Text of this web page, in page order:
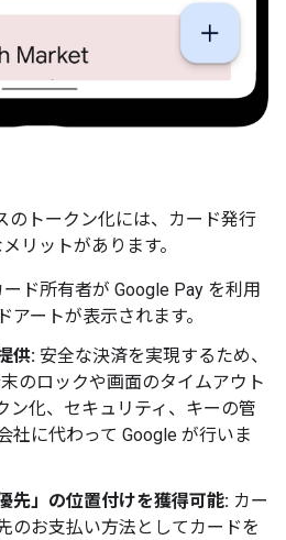
のトークン化には、カード発行
リットがあります。
ード所有者が Google Pay を利用
アートが表示されます。
供: 安全な決済を実現するため、
のロックや画面のタイムアウト
ン化、セキュリティ、キーの管
社に代わって Google が行いま
先」の位置付けを獲得可能: カー
のお支払い方法としてカードを